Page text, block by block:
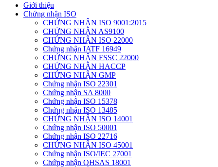
Giới thiệu
Chứng nhận ISO
CHỨNG NHẬN ISO 9001:2015
CHỨNG NHẬN AS9100
CHỨNG NHẬN ISO 22000
Chứng nhận IATF 16949
CHỨNG NHẬN FSSC 22000
CHỨNG NHẬN HACCP
CHỨNG NHẬN GMP
Chứng nhận ISO 22301
Chứng nhận SA 8000
Chứng nhận ISO 15378
Chứng nhận ISO 13485
CHỨNG NHẬN ISO 14001
Chứng nhận ISO 50001
Chứng nhận ISO 22716
CHỨNG NHẬN ISO 45001
Chứng nhận ISO/IEC 27001
Chứng nhận OHSAS 18001